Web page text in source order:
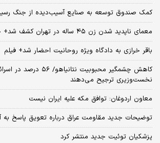
کمک صندوق توسعه به صنایع آسیب‌دیده از جنگ
معمای ناپدید شدن زن ۴۵ ساله در تهران کشف شد+ جزئیات
باقر خرازی به دادگاه ویژه روحانیت احضار شد+ فیلم
کاهش چشمگیر محبوبیت
نخست‌وزیری ترجیح می‌دهند
معاون اردوغان: توافق مکه علیه ایران نیست
توضیحات جدید مقاومت عراق درباره تعویق پاسخ به
پزشکیان توئیت جدید منتشر کرد